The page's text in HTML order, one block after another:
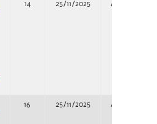
14 25/11/2025 Adjudicación
16 25/11/2025 Adjudicación